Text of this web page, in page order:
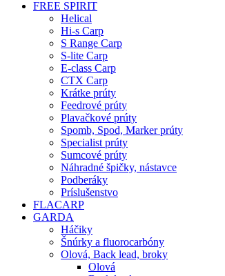
FREE SPIRIT
Helical
Hi-s Carp
S Range Carp
S-lite Carp
E-class Carp
CTX Carp
Krátke prúty
Feedrové prúty
Plavačkové prúty
Spomb, Spod, Marker prúty
Specialist prúty
Sumcové prúty
Náhradné špičky, nástavce
Podberáky
Príslušenstvo
FLACARP
GARDA
Háčiky
Šnúrky a fluorocarbóny
Olová, Back lead, broky
Olová